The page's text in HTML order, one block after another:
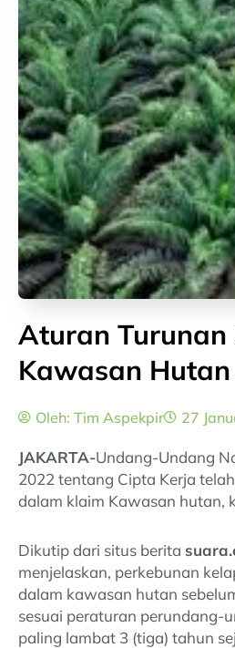
Aturan Turunan
Kawasan
Oleh: Tim Aspekpir 27
JAKARTA-Undang-Undang
2022 tentang Cipta Kerja
dalam klaim Kawasan hutan,
Dikutip dari situs berita
menjelaskan, perkebunan
dalam kawasan hutan
sesuai peraturan perundang-
paling lambat 3 (tiga) tahun